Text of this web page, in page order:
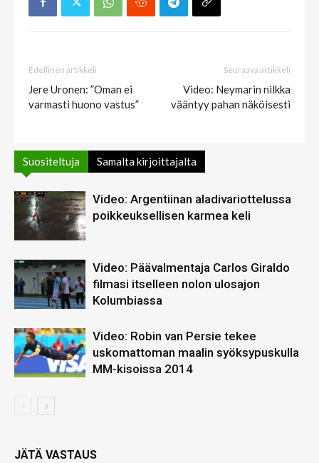
Edellinen artikkeli
Jere Uronen: ”Oman ei
varmasti huono vastus”
Seuraava artikkeli
Video: Neymarin nilkka
vääntyy pahan näköisesti
Suositeltuja Samalta kirjoittajalta
Video: Argentiinan aladivariottelussa
poikkeuksellisen karmea keli
Video: Päävalmentaja Carlos Giraldo
filmasi itselleen nolon ulosajon
Kolumbiassa
Video: Robin van Persie tekee
uskomattoman maalin syöksypuskulla
MM-kisoissa 2014
JÄTÄ VASTAUS